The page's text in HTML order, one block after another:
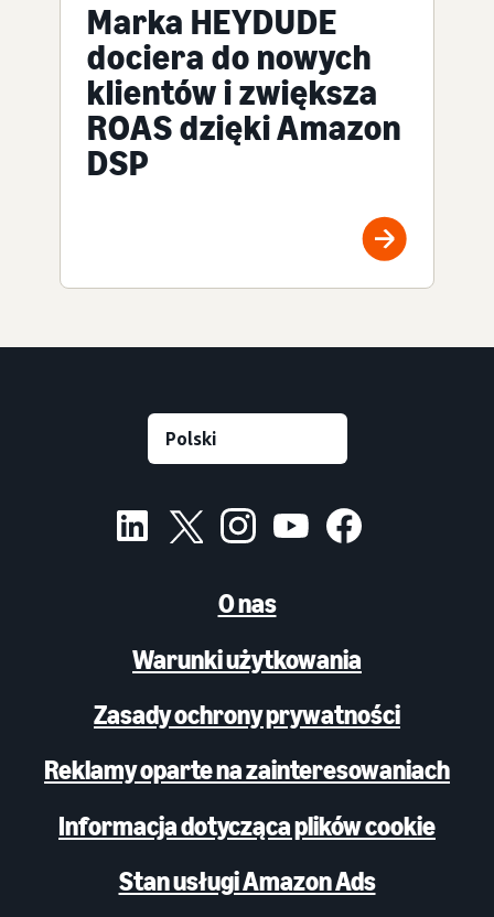
Marka HEYDUDE
dociera do nowych
klientów i zwiększa
ROAS dzięki Amazon
DSP
O nas
Warunki użytkowania
Zasady ochrony prywatności
Reklamy oparte na zainteresowaniach
Informacja dotycząca plików cookie
Stan usługi Amazon Ads